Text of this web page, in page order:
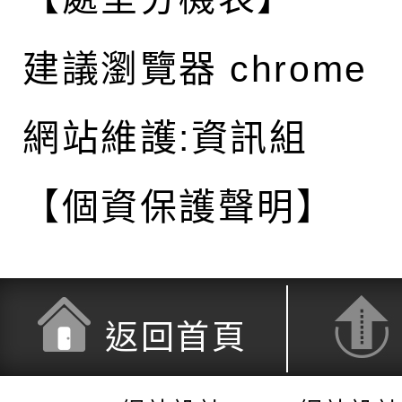
建議瀏覽器 chrome
網站維護:資訊組
【個資保護聲明】
返回首頁